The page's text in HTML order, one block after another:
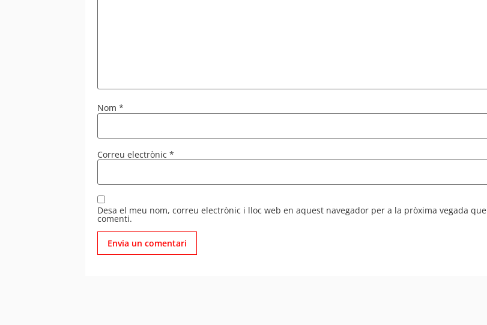
Nom *
Correu electrònic *
Desa el meu nom, correu electrònic i lloc web en aquest navegador per a la pròxima vegada que
comenti.